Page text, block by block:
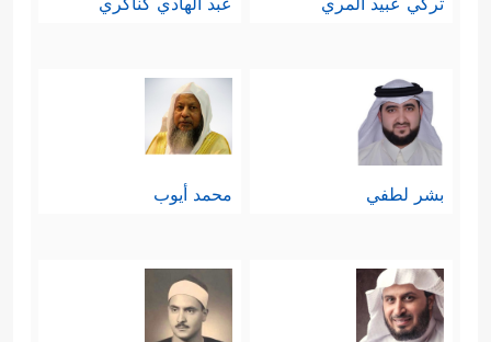
السماوات السبع والعرش العظيم، وهو
الذي يُسيِّر كلَّ هذا الكون، فما موقع
الشريك، سواء كان ابنًا له، أو وثَنًا يُعبد
كبيرًا.
خامسًا: يُوصِي الله ـ نبيَّه الكريم
بشر لطفي محمد أيوب